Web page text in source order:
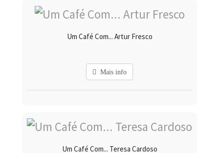
Um Café Com... Artur Fresco
Mais info
Um Café Com... Teresa Cardoso